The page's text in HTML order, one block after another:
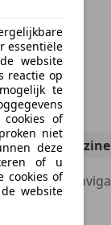
km Benzine
essentiële
website
reactie op
te
of
niet
deze
of u
cookies of
website